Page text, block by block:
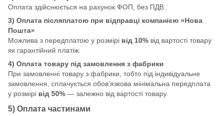
Оплата здійснюється на рахунок ФОП, без ПДВ.
3) Оплата післяплатою при відправці компанією «Нова
Пошта»
Можлива з передплатою у розмірі від 10% від вартості товару
як гарантійний платіж.
4) Оплата товару під замовлення з фабрики
При замовленні товару з фабрики, тобто під індивідуальне
замовлення, сплачується обов’язкова мінімальна передплата
у розмірі від 50% — залежно від вартості товару.
5) Оплата частинами